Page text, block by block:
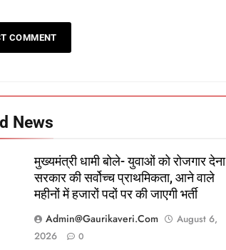
News
मुख्यमंत्री धामी बोले- युवाओं को रोजगार देना
सरकार की सर्वोच्च प्राथमिकता, आने वाले
महीनों में हजारों पदों पर की जाएगी भर्ती
Admin@gaurikaveri.com
August 6,
2026
0